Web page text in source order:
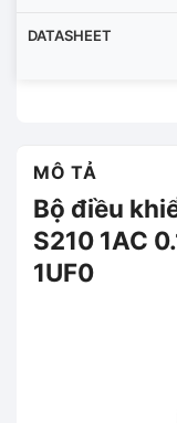
DATASHEET
MÔ TẢ
Bộ điều
S210 1AC
1UF0